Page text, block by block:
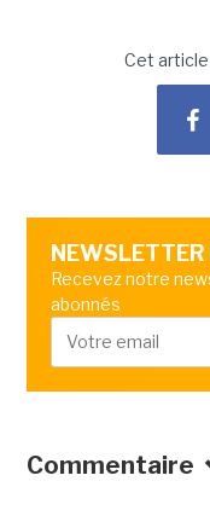
Cet article
NEWSLETTER
Recevez notre
abonnés
Commentaire